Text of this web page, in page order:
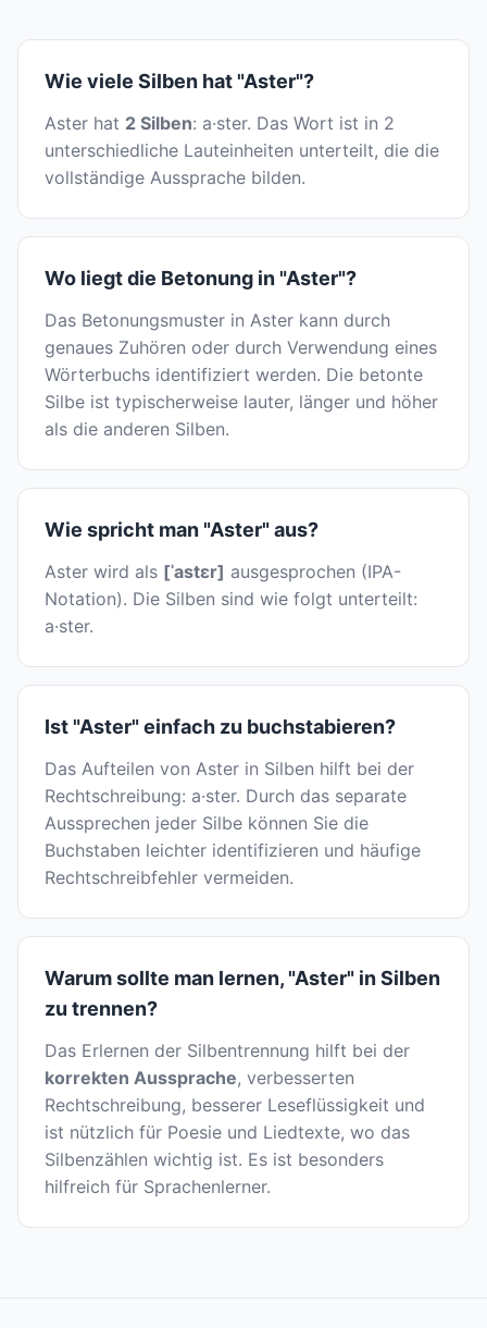
Wie viele Silben hat "Aster"?
Aster hat 2 Silben: a·ster. Das Wort ist in 2
unterschiedliche Lauteinheiten unterteilt, die die
vollständige Aussprache bilden.
Wo liegt die Betonung in "Aster"?
Das Betonungsmuster in Aster kann durch
genaues Zuhören oder durch Verwendung eines
Wörterbuchs identifiziert werden. Die betonte
Silbe ist typischerweise lauter, länger und höher
als die anderen Silben.
Wie spricht man "Aster" aus?
Aster wird als [ˈastɛr] ausgesprochen (IPA-
Notation). Die Silben sind wie folgt unterteilt:
a·ster.
Ist "Aster" einfach zu buchstabieren?
Das Aufteilen von Aster in Silben hilft bei der
Rechtschreibung: a·ster. Durch das separate
Aussprechen jeder Silbe können Sie die
Buchstaben leichter identifizieren und häufige
Rechtschreibfehler vermeiden.
Warum sollte man lernen, "Aster" in Silben
zu trennen?
Das Erlernen der Silbentrennung hilft bei der
korrekten Aussprache, verbesserten
Rechtschreibung, besserer Leseflüssigkeit und
ist nützlich für Poesie und Liedtexte, wo das
Silbenzählen wichtig ist. Es ist besonders
hilfreich für Sprachenlerner.